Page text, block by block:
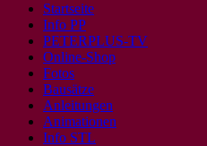
Startseite
Info PP
PETERPLUS-TV
Online-Shop
Fotos
Bausätze
Anleitungen
Animationen
Info STL